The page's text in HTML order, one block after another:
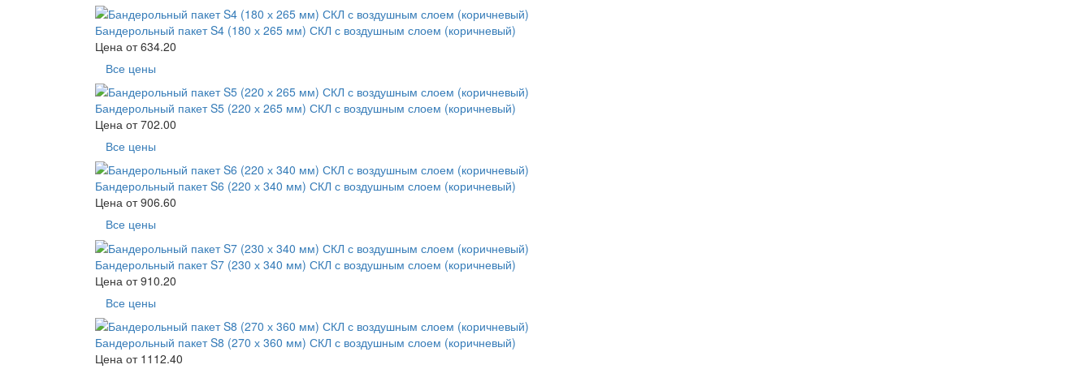
Бандерольный пакет S4 (180 х 265 мм) СКЛ с воздушным слоем (коричневый)
Цена от634.20
Все цены
Бандерольный пакет S5 (220 х 265 мм) СКЛ с воздушным слоем (коричневый)
Цена от702.00
Все цены
Бандерольный пакет S6 (220 х 340 мм) СКЛ с воздушным слоем (коричневый)
Цена от906.60
Все цены
Бандерольный пакет S7 (230 х 340 мм) СКЛ с воздушным слоем (коричневый)
Цена от910.20
Все цены
Бандерольный пакет S8 (270 х 360 мм) СКЛ с воздушным слоем (коричневый)
Цена от 1112.40